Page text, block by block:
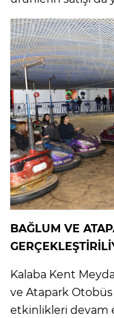
BAĞLUM VE
Kalaba Kent
ve Atapark Otobüs
etkinlikleri devam